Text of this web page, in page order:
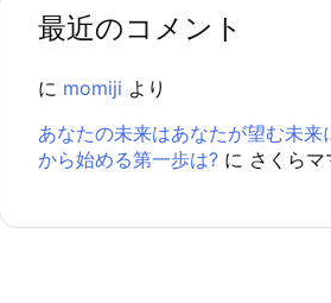
最近のコメント
に momiji より
あなたの未来はあなたが望む未来
から始める第一歩は? に さくらマ